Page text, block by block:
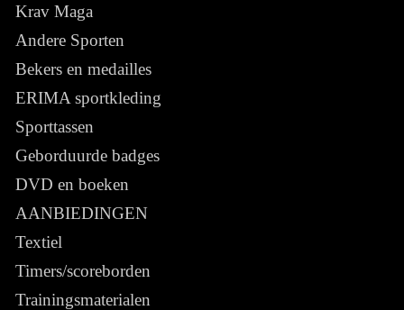
Krav Maga
Andere Sporten
Bekers en medailles
ERIMA sportkleding
Sporttassen
Geborduurde badges
DVD en boeken
AANBIEDINGEN
Textiel
Timers/scoreborden
Trainingsmaterialen